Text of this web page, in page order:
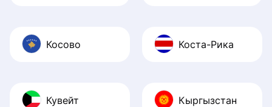
Косово Коста-Рика
Кувейт Кыргызстан